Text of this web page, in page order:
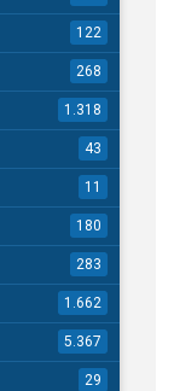
122
268
1.318
43
11
180
283
1.662
5.367
29